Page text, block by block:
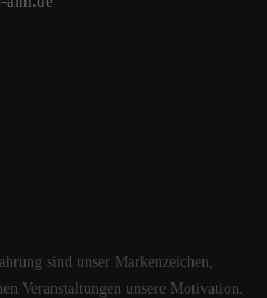
sind unser Markenzeichen,
Veranstaltungen unsere Motivation.